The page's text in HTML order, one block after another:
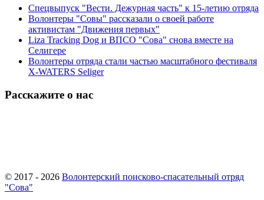
Спецвыпуск "Вести. Дежурная часть" к 15-летию отряда
Волонтеры "Совы" рассказали о своей работе
активистам "Движения первых"
Liza Tracking Dog и ВПСО "Сова" снова вместе на
Селигере
Волонтеры отряда стали частью масштабного фестиваля
X-WATERS Seliger
Расскажите о нас
© 2017 - 2026 Волонтерский поисково-спасательный отряд
"Сова"